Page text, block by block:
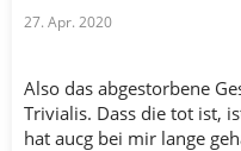
27. Apr. 2020
Also das abgestorbene
Trivialis. Dass die tot ist,
hat aucg bei mir lange